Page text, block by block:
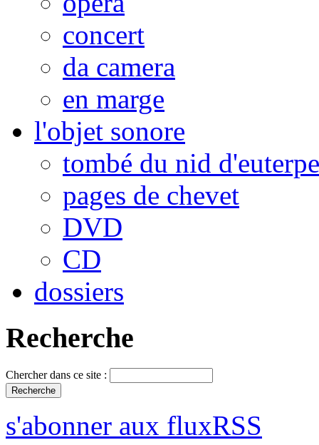
concert
da camera
en marge
l'objet sonore
tombé du nid d'euterpe
pages de chevet
DVD
CD
dossiers
Recherche
Chercher dans ce site :
s'abonner aux fluxRSS